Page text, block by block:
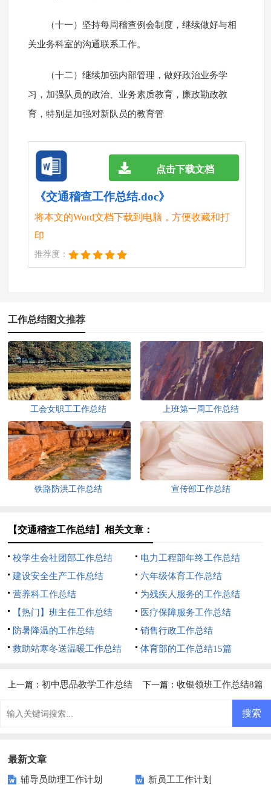
（十一）坚持每周稽查例会制度，继续做好与相
关业务科室的沟通联系工作。
（十二）继续加强内部管理，做好政治业务学
习，加强队员的政治、业务素质教育，廉政勤政教
育，特别是加强对新队员的教育管
《交通稽查工作总结.doc》
将本文的Word文档下载到电脑，方便收藏和打
印
推荐度：
点击下载文档
工作总结图文推荐
工会女职工工作总结 上班第一周工作总结
铁路防洪工作总结 宣传部工作总结
【交通稽查工作总结】相关文章：
校学生会社团部工作总结
电力工程部年终工作总结
建设安全生产工作总结
六年级体育工作总结
营养科工作总结
为残疾人服务的工作总结
【热门】班主任工作总结
医疗保障服务工作总结
防暑降温的工作总结
销售行政工作总结
救助站寒冬送温暖工作总结
体育部的工作总结15篇
上一篇：初中思品教学工作总结 下一篇： 收银领班工作总结8篇
最新文章
辅导员助理工作计划
新员工工作计划